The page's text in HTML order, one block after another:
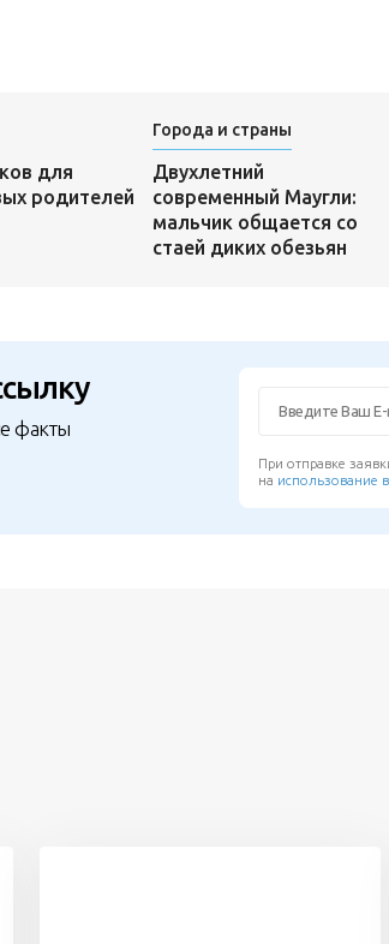
для
родителей
Города и страны
Двухлетний
современный Маугли:
мальчик общается со
стаей диких обезьян
факты
При отправке
на использование